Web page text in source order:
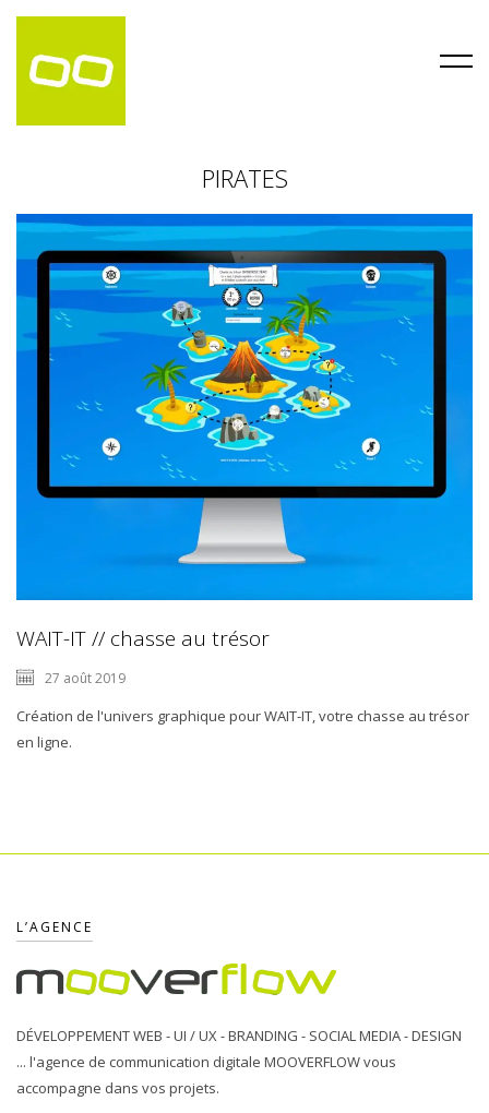
PIRATES
WAIT-IT // chasse au trésor
27 août 2019
Création de l'univers graphique pour WAIT-IT, votre chasse au trésor
en ligne.
L’AGENCE
DÉVELOPPEMENT WEB - UI / UX - BRANDING - SOCIAL MEDIA - DESIGN
... l'agence de communication digitale MOOVERFLOW vous
accompagne dans vos projets.